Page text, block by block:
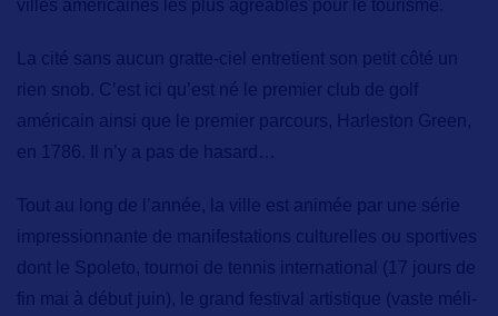
villes américaines les plus agréables pour le tourisme.
La cité sans aucun gratte-ciel entretient son petit côté un
rien snob. C’est ici qu’est né le premier club de golf
américain ainsi que le premier parcours, Harleston Green,
en 1786. Il n’y a pas de hasard…
Tout au long de l’année, la ville est animée par une série
impressionnante de manifestations culturelles ou sportives
dont le Spoleto, tournoi de tennis international
(17 jours de
fin mai à début juin), le grand festival artistique (vaste méli-